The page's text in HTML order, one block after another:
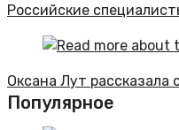
Российские
Оксана Лут рассказала
Популярное